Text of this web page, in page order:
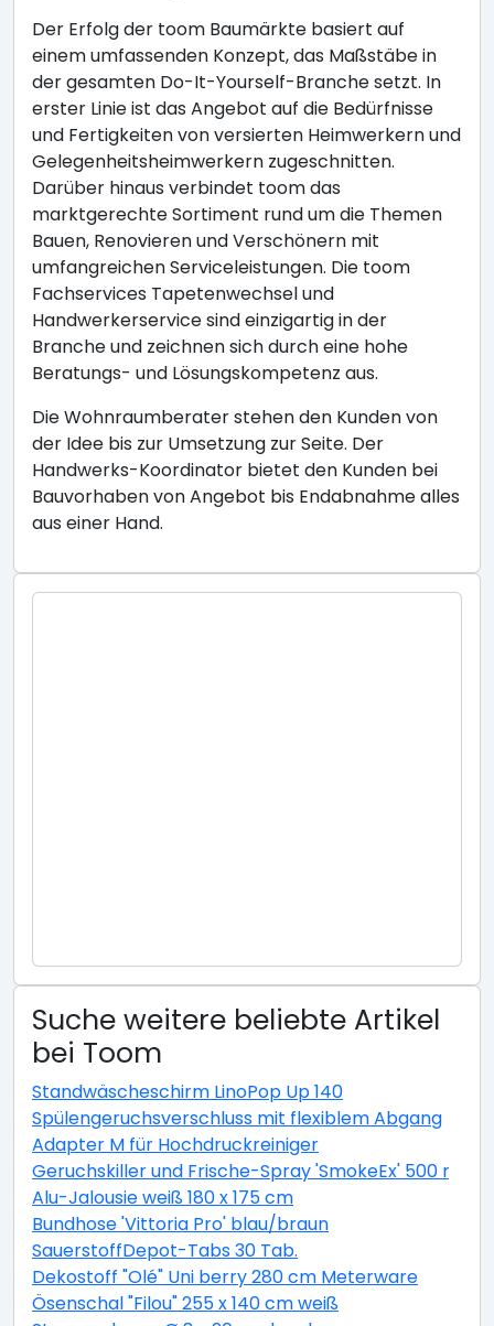
Der Erfolg der toom Baumärkte basiert auf
einem umfassenden Konzept, das Maßstäbe in
der gesamten Do-It-Yourself-Branche setzt. In
erster Linie ist das Angebot auf die Bedürfnisse
und Fertigkeiten von versierten Heimwerkern und
Gelegenheitsheimwerkern zugeschnitten.
Darüber hinaus verbindet toom das
marktgerechte Sortiment rund um die Themen
Bauen, Renovieren und Verschönern mit
umfangreichen Serviceleistungen. Die toom
Fachservices Tapetenwechsel und
Handwerkerservice sind einzigartig in der
Branche und zeichnen sich durch eine hohe
Beratungs- und Lösungskompetenz aus.
Die Wohnraumberater stehen den Kunden von
der Idee bis zur Umsetzung zur Seite. Der
Handwerks-Koordinator bietet den Kunden bei
Bauvorhaben von Angebot bis Endabnahme alles
aus einer Hand.
Suche weitere beliebte Artikel
bei Toom
Standwäscheschirm LinoPop Up 140
Spülengeruchsverschluss mit flexiblem Abgang
Adapter M für Hochdruckreiniger
Geruchskiller und Frische-Spray 'SmokeEx' 500 ml
Alu-Jalousie weiß 180 x 175 cm
Bundhose 'Vittoria Pro' blau/braun
SauerstoffDepot-Tabs 30 Tab.
Dekostoff "Olé" Uni berry 280 cm Meterware
Ösenschal "Filou" 255 x 140 cm weiß